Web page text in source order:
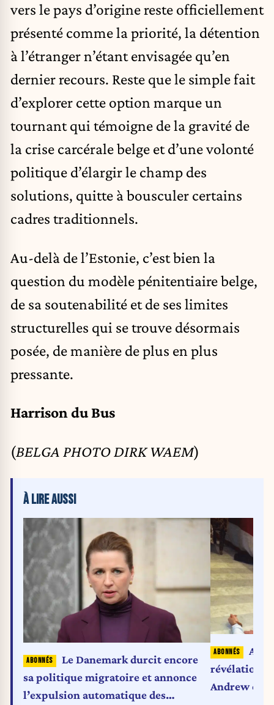
vers le pays d’origine reste officiellement
présenté comme la priorité, la détention
à l’étranger n’étant envisagée qu’en
dernier recours. Reste que le simple fait
d’explorer cette option marque un
tournant qui témoigne de la gravité de
la crise carcérale belge et d’une volonté
politique d’élargir le champ des
solutions, quitte à bousculer certains
cadres traditionnels.
Au-delà de l’Estonie, c’est bien la
question du modèle pénitentiaire belge,
de sa soutenabilité et de ses limites
structurelles qui se trouve désormais
posée, de manière de plus en plus
pressante.
Harrison du Bus
(BELGA PHOTO DIRK WAEM)
À LIRE AUSSI
Le Danemark durcit encore
sa politique migratoire et annonce
l’expulsion automatique des
révélations
Andrew et